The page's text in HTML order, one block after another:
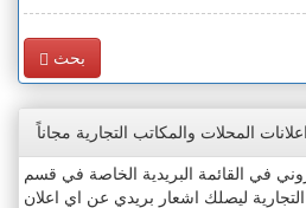
بحث
في القائمة البريدية الخاصة في قسم
ليصلك اشعار بريدي عن اي اعلان